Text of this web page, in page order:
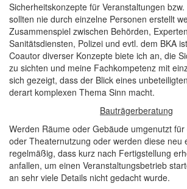
Sicherheitskonzepte für Veranstaltungen
sollten nie durch einzelne Personen erstellt
Zusammenspiel zwischen Behörden,
Sanitätsdiensten, Polizei und evtl. dem BKA
Coautor diverser Konzepte biete ich an, die
zu sichten und meine Fachkompetenz mit
sich gezeigt, dass der Blick eines
derart komplexen Thema Sinn macht.
Bauträgerberatung
Werden Räume oder Gebäude umgenutzt
oder Theaternutzung oder werden diese neu
regelmäßig, dass kurz nach Fertigstellung
anfallen, um einen Veranstaltungsbetrieb
an sehr viele Details nicht gedacht wurde.